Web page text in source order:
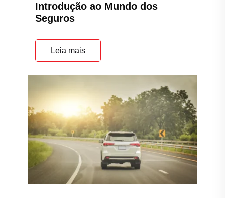
Introdução ao Mundo dos
Seguros
Leia mais